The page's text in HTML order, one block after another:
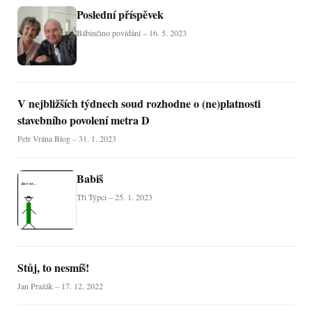
Poslední příspěvek
Bábinčino povídání – 16. 5. 2023
V nejbližších týdnech soud rozhodne o (ne)platnosti
stavebního povolení metra D
Petr Vrána Blog – 31. 1. 2023
Babiš
Tři Týpci – 25. 1. 2023
Stůj, to nesmíš!
Jan Pražák – 17. 12. 2022